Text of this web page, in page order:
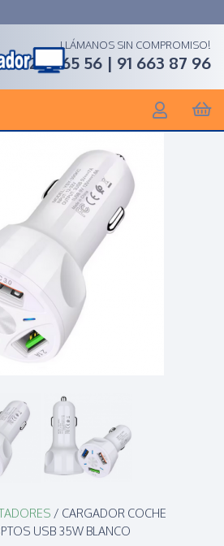
LLÁMANOS SIN COMPROMISO!
91 268 65 56 | 91 663 87 96
/ CARGADOR COCHE
USB 35W BLANCO